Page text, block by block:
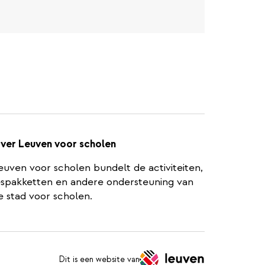
Leuven voor scholen
voor scholen bundelt de activiteiten,
en andere ondersteuning van
stad voor scholen.
Dit is een website van